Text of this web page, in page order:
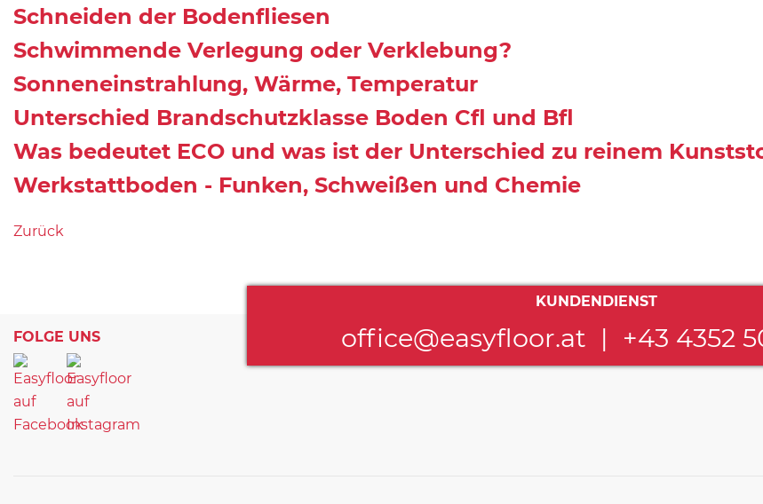
Schneiden der Bodenfliesen
Schwimmende Verlegung oder Verklebung?
Sonneneinstrahlung, Wärme, Temperatur
Unterschied Brandschutzklasse Boden Cfl und Bfl
Was bedeutet ECO und was ist der Unterschied zu reinem
Werkstattboden - Funken, Schweißen und Chemie
Zurück
FOLGE UNS
KUNDENDIENST
office@easyfloor.at | +43 4352